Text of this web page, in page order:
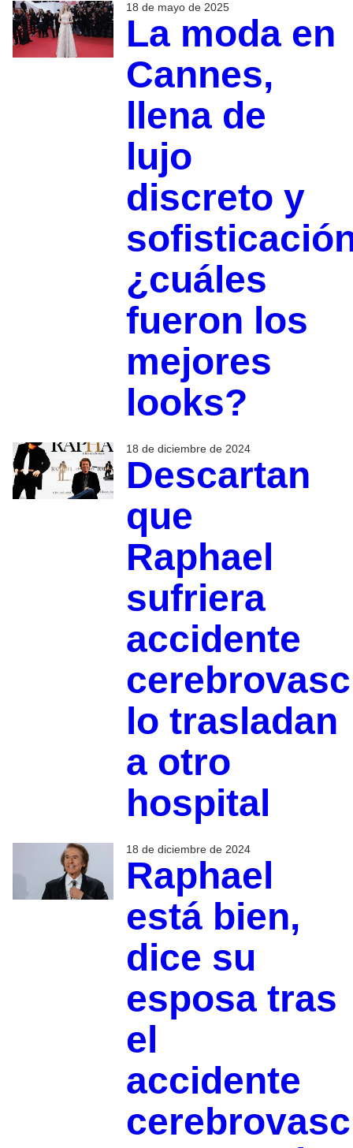
18 de mayo de 2025
La moda en
Cannes,
llena de
lujo
discreto y
¿cuáles
fueron los
mejores
looks?
18 de diciembre de 2024
Descartan
que
Raphael
sufriera
accidente
lo trasladan
a otro
hospital
18 de diciembre de 2024
Raphael
está bien,
dice su
esposa tras
el
accidente